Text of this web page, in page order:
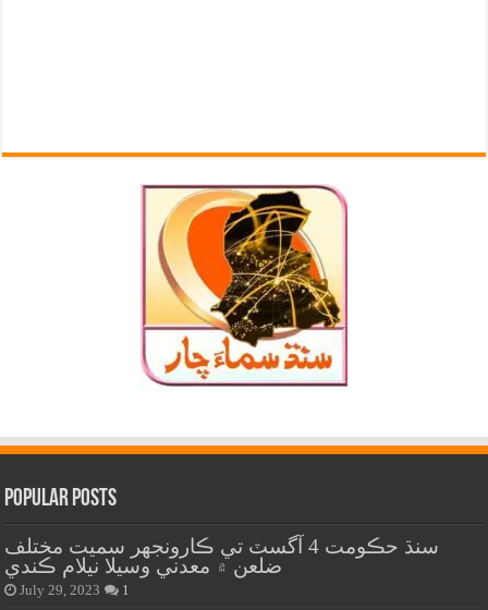
Popular Posts
سنڌ حڪومت 4 آگسٽ تي ڪارونجهر سميت مختلف
ضلعن ۾ معدني وسيلا نيلام ڪندي
July 29, 2023 1